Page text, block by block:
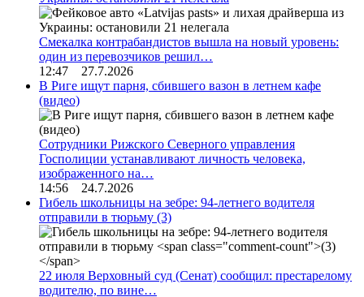
Смекалка контрабандистов вышла на новый уровень:
один из перевозчиков решил…
12:47 27.7.2026
В Риге ищут парня, сбившего вазон в летнем кафе
(видео)
Сотрудники Рижского Северного управления
Госполиции устанавливают личность человека,
изображенного на…
14:56 24.7.2026
Гибель школьницы на зебре: 94-летнего водителя
отправили в тюрьму (3)
22 июля Верховный суд (Сенат) сообщил: престарелому
водителю, по вине…